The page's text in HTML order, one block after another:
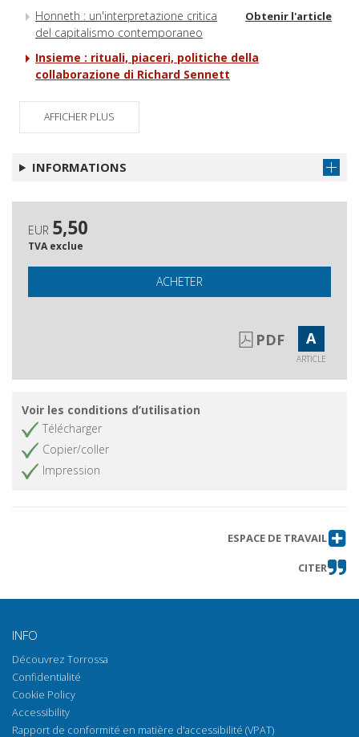
Honneth : un'interpretazione critica
del capitalismo contemporaneo
Obtenir l'article
Insieme : rituali, piaceri, politiche della
collaborazione di Richard Sennett
Replica a Roberta De Monticelli
Note di lettura
AFFICHER PLUS
INFORMATIONS
EUR 5,50
TVA exclue
ACHETER
PDF A
ARTICLE
Voir les conditions d’utilisation
Télécharger
Copier/coller
Impression
ESPACE DE TRAVAIL
CITER
INFO
Découvrez Torrossa
Confidentialité
Cookie Policy
Accessibility
Rapport de conformité en matière d'accessibilité (VPAT)